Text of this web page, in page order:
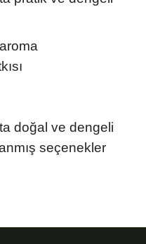
doğal ve dengeli
seçenekler